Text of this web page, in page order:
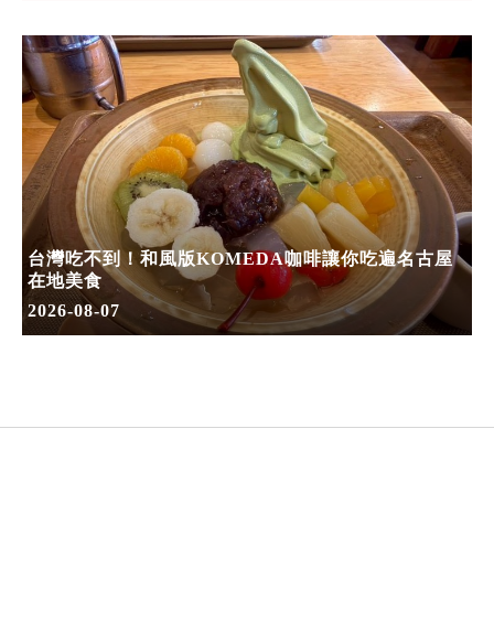
台灣吃不到！和風版KOMEDA咖啡讓你吃遍名古屋
在地美食
2026-08-07